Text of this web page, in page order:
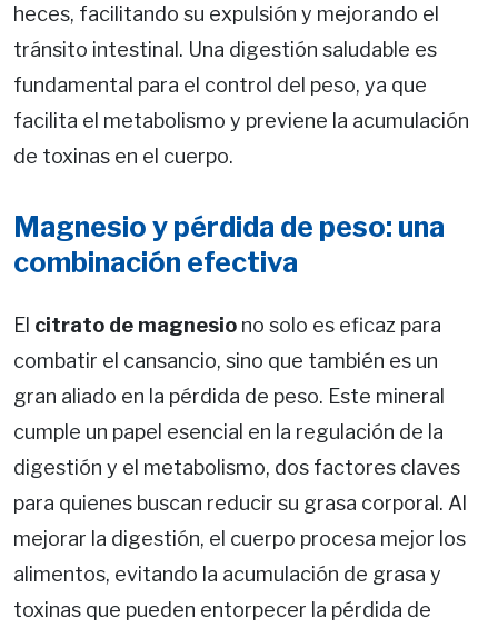
heces, facilitando su expulsión y mejorando el
tránsito intestinal. Una digestión saludable es
fundamental para el control del peso, ya que
facilita el metabolismo y previene la acumulación
de toxinas en el cuerpo.
Magnesio y pérdida de peso: una
combinación efectiva
El citrato de magnesio no solo es eficaz para
combatir el cansancio, sino que también es un
gran aliado en la pérdida de peso. Este mineral
cumple un papel esencial en la regulación de la
digestión y el metabolismo, dos factores claves
para quienes buscan reducir su grasa corporal. Al
mejorar la digestión, el cuerpo procesa mejor los
alimentos, evitando la acumulación de grasa y
toxinas que pueden entorpecer la pérdida de